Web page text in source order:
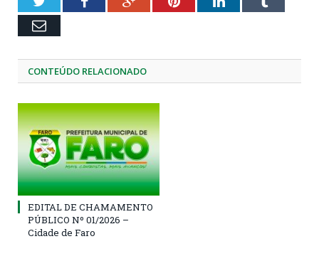
Email
CONTEÚDO RELACIONADO
EDITAL DE CHAMAMENTO
PÚBLICO Nº 01/2026 –
Cidade de Faro